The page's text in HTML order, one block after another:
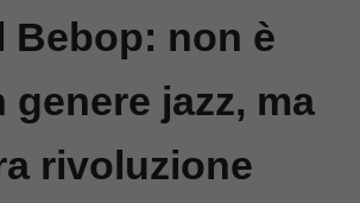
Bebop: non è
genere jazz, ma
rivoluzione